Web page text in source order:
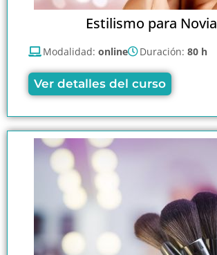
Estilismo para
Modalidad: online Duración: 80 h
Ver detalles del curso